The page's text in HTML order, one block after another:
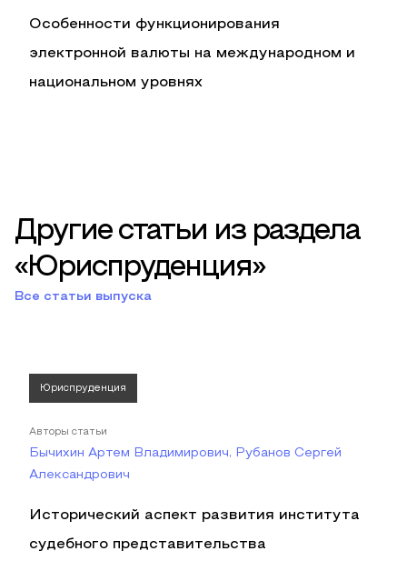
Особенности функционирования
электронной валюты на международном и
национальном уровнях
Другие статьи из раздела
«Юриспруденция»
Все статьи выпуска
Юриспруденция
Авторы статьи
Бычихин Артем Владимирович, Рубанов Сергей
Александрович
Исторический аспект развития института
судебного представительства